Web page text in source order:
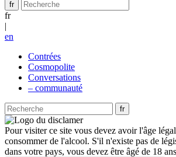
fr
|
en
Contrées
Cosmopolite
Conversations
– communauté
Pour visiter ce site vous devez avoir l'âge
consommer de l'alcool. S'il n'existe pas de
dans votre pays, vous devez être âgé de 18